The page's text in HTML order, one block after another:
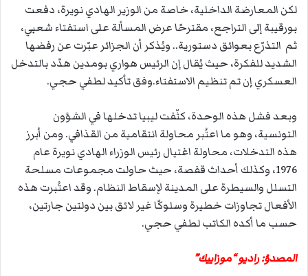
لكن المعارضة الداخلية، خاصة من الوزير الهادي نويرة، دفعت
بورقيبة إلى التراجع، مقترحًا عرض المسألة على استفتاء شعبي،
ثم التذرّع بعوائق دستورية.. ويُذكر أن الجزائر عبّرت عن رفضها
الشديد للفكرة، حيث يُقال إن الرئيس هواري بومدين هدّد بالتدخل
العسكري إن تم تنظيم الاستفتاء.وفق تأكيد لطفي حجي.
وبعد فشل هذه الوحدة، كثّفت ليبيا تدخلها في الشؤون
التونسية، وهو ما اعتُبر محاولة انتقامية من القذافي. ومن أبرز
هذه التدخلات، محاولة اغتيال رئيس الوزراء الهادي نويرة عام
1976، وكذلك أحداث قفصة، حيث حاولت مجموعات مسلحة
التسلل والسيطرة على المدينة لإسقاط النظام. وقد اعتُبرت هذه
الأفعال تجاوزات خطيرة وسلوكًا غير لائق بين دولتين جارتين،
حسب ما أكده الكاتب لطفي حجي.
المصدؤ: راديو “موزاييك”